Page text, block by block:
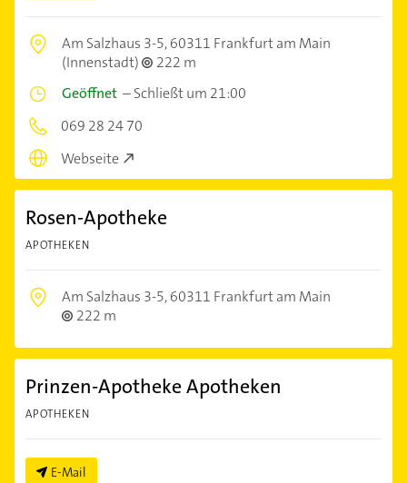
Am Salzhaus 3-5,60311 Frankfurt am Main
(Innenstadt)
222 m
Geöffnet –Schließt um 21:00
069 28 24 70
Webseite
Rosen-Apotheke
APOTHEKEN
Am Salzhaus 3-5,60311 Frankfurt am Main
222 m
Prinzen-Apotheke Apotheken
APOTHEKEN
E-Mail